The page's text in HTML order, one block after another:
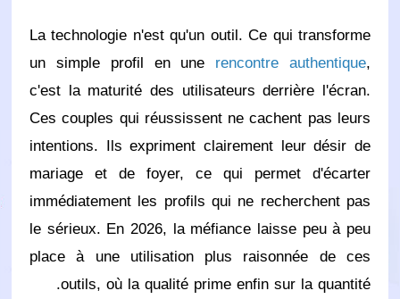
La technologie n'est qu'un outil. Ce qui transforme
un simple profil en une rencontre authentique,
c'est la maturité des utilisateurs derrière l'écran.
Ces couples qui réussissent ne cachent pas leurs
intentions. Ils expriment clairement leur désir de
mariage et de foyer, ce qui permet d'écarter
immédiatement les profils qui ne recherchent pas
le sérieux. En 2026, la méfiance laisse peu à peu
place à une utilisation plus raisonnée de ces
outils, où la qualité prime enfin sur la quantité.